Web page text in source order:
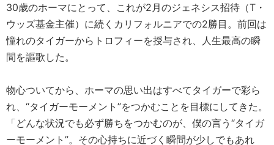
30歳のホーマにとって、これが2月のジェネシス招待（T・
ウッズ基金主催）に続くカリフォルニアでの2勝目。前回は
憧れのタイガーからトロフィーを授与され、人生最高の瞬
間を謳歌した。
物心ついてから、ホーマの思い出はすべてタイガーで彩ら
れ、“タイガーモーメント”をつかむことを目標にしてきた。
「どんな状況でも必ず勝ちをつかむのが、僕の言う“タイガ
ーモーメント”。その心持ちに近づく瞬間が少しでもあれ